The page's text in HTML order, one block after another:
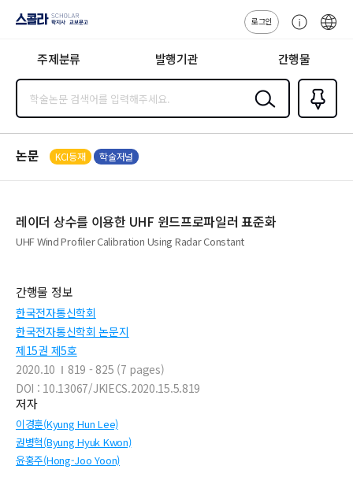
지사·교보문고
로그인
센
주제분류 발행기관 간행물
검색
즐겨찾
기0
논문 KCI등재 학술저널
레이더 상수를 이용한 UHF 윈드프로파일러 표준화
UHF Wind Profiler Calibration Using Radar Constant
간행물 정보
한국전자통신학회
한국전자통신학회 논문지
제15권 제5호
2020.10
819 - 825 (7 pages)
DOI : 10.13067/JKIECS.2020.15.5.819
저자
이경훈(Kyung Hun Lee)
권병혁(Byung Hyuk Kwon)
윤홍주(Hong-Joo Yoon)